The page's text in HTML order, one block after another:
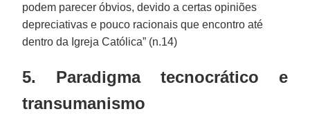
podem parecer óbvios, devido a certas opiniões
depreciativas e pouco racionais que encontro até
dentro da Igreja Católica” (n.14)
5. Paradigma tecnocrático e
transumanismo